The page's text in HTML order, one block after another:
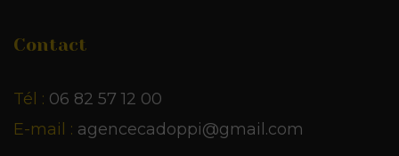
Contact
Tél : 06 82 57 12 00
E-mail : agencecadoppi@gmail.com